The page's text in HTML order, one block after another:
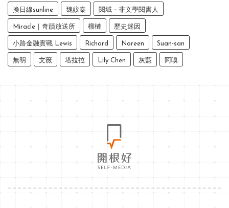
換日線sunline 魏妏秦 閱域－非文學閱書人
Miracle｜奇蹟放送所 榴槤 歷史迷因
小路金融實戰 Lewis Richard Noreen Suan-san
無明 文薇 塔拉拉 Lily Chen 灰藍 阿嗅